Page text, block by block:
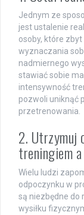
Jednym ze
jest ustalenie
osoby, które
wyznaczania
nadmiernego
stawiać sobie
intensywność
pozwoli uniknąć
przetrenowania.
2. Utrzymuj
treningiem
Wielu ludzi
odpoczynku w
są niezbędne do
wysiłku